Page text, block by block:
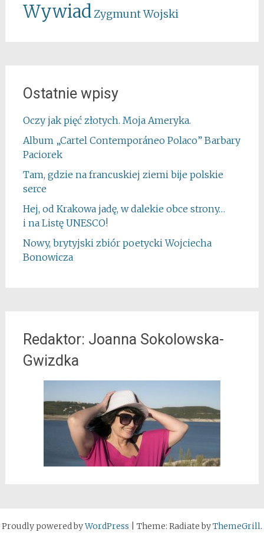
WywiadZygmunt Wojski
Ostatnie wpisy
Oczy jak pięć złotych. Moja Ameryka.
Album „Cartel Contemporáneo Polaco” Barbary
Paciorek
Tam, gdzie na francuskiej ziemi bije polskie
serce
Hej, od Krakowa jadę, w dalekie obce strony…
i na Listę UNESCO!
Nowy, brytyjski zbiór poetycki Wojciecha
Bonowicza
Redaktor: Joanna Sokolowska-
Gwizdka
Proudly powered byWordPress Theme: Radiate byThemeGrill.